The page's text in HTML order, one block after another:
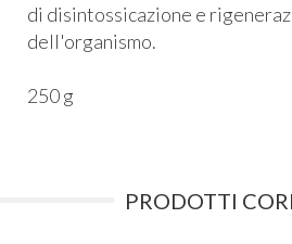
di disintossicazione e
dell'organismo.
250 g
PRODOTTI